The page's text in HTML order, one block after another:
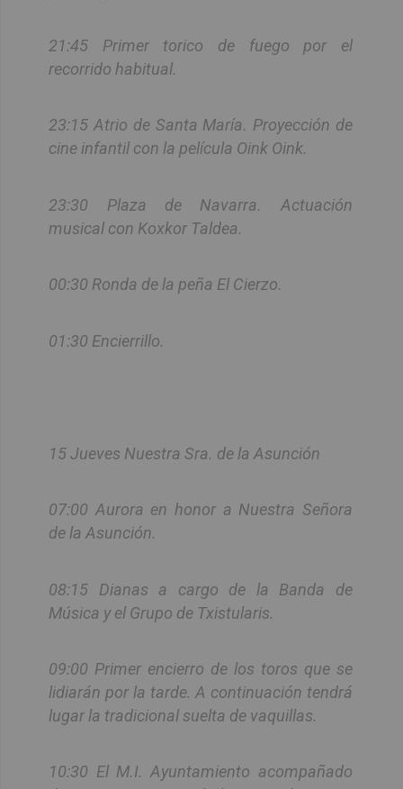
21:45 Primer torico de fuego por el
recorrido habitual.
23:15 Atrio de Santa María. Proyección de
cine infantil con la película Oink Oink.
23:30 Plaza de Navarra. Actuación
musical con Koxkor Taldea.
00:30 Ronda de la peña El Cierzo.
01:30 Encierrillo.
15 Jueves Nuestra Sra. de la Asunción
07:00 Aurora en honor a Nuestra Señora
de la Asunción.
08:15 Dianas a cargo de la Banda de
Música y el Grupo de Txistularis.
09:00 Primer encierro de los toros que se
lidiarán por la tarde. A continuación tendrá
lugar la tradicional suelta de vaquillas.
10:30 El M.I. Ayuntamiento acompañado